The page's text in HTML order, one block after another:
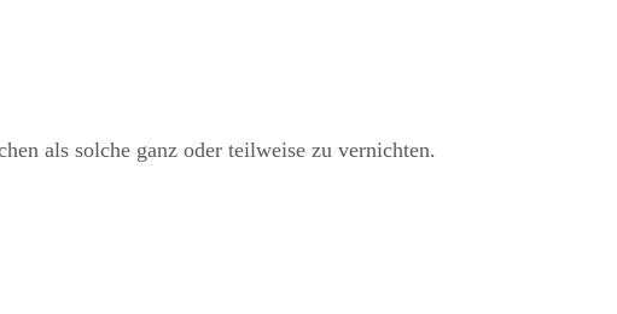
als solche ganz oder teilweise zu vernichten.